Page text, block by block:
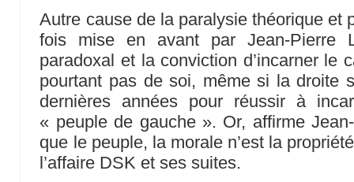
Autre cause de la paralysie théorique et
fois mise en avant par Jean-Pierre
paradoxal et la conviction d’incarner le
pourtant pas de soi, même si la droite
dernières années pour réussir à
« peuple de gauche ». Or, affirme
que le peuple, la morale n’est la
l’affaire DSK et ses suites.